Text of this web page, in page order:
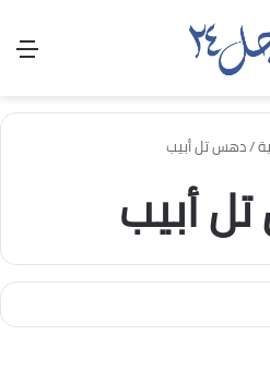
/دهس تل أبيب
أبيب